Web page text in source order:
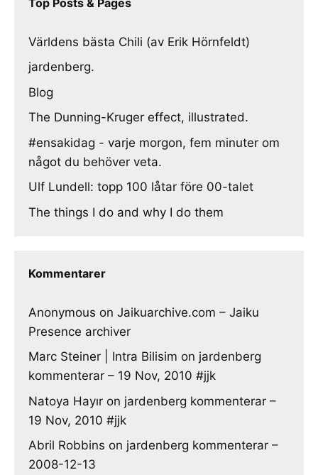
Världens bästa Chili (av Erik Hörnfeldt)
jardenberg.
Blog
The Dunning-Kruger effect, illustrated.
#ensakidag - varje morgon, fem minuter om
något du behöver veta.
Ulf Lundell: topp 100 låtar före 00-talet
The things I do and why I do them
Kommentarer
Anonymous on Jaikuarchive.com – Jaiku
Presence archiver
Marc Steiner | Intra Bilisim on jardenberg
kommenterar – 19 Nov, 2010 #jjk
Natoya Hayır on jardenberg kommenterar –
19 Nov, 2010 #jjk
Abril Robbins on jardenberg kommenterar –
2008-12-13